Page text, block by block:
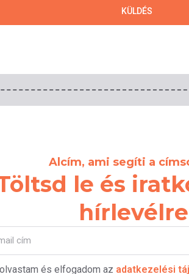
KÜLDÉS
Alcím, ami segíti a
le és
és elfogadom az adatkezelési